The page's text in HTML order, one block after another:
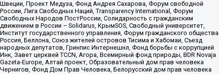
Швеции, Проект Медуза, Фонд Андрея Сахарова, Форум свободной
России, Лига Свободных Наций, Transparеncy International, Форум
Свободных Народов ПостРоссии, Солидарность с гражданским
движением в России – Solidarus, КрымSOS, Свободный университет,
Институт государственного управления, Форум гражданского общества
Россия, Беллона, Союз жителей островов Тисима и Хабомаи, Съезд
народных депутатов, Гринпис Интернешнл, Фонд борьбы с коррупцией
Инк, Завет церквей TCCN, Агора, Всемирный фонд природы, BDR Novaja
Gazeta-Europe, Алтай проект, Образовательный дом прав человека
Чернигов, Фонд Дом Прав Человека, Белорусский дом прав человека